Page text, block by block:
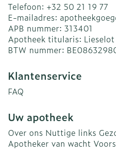
Telefoon: +32 50 21 19 77
E-mailadres:
APB nummer: 313401
Apotheek titularis:
BTW nummer:
Klantenservice
FAQ
Uw apotheek
Over ons Nuttige links
Apotheker van wacht